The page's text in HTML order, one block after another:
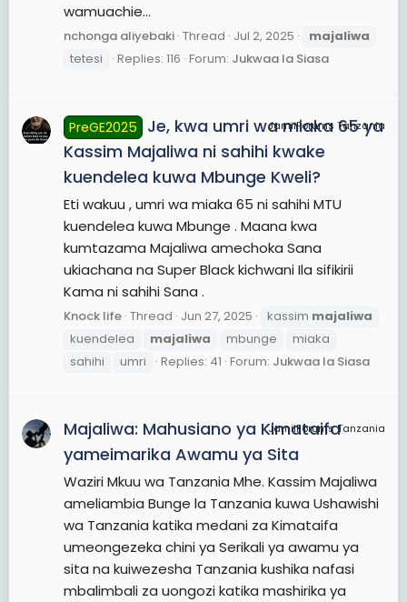
wamuachie...
nchonga aliyebaki Thread Jul 2, 2025
majaliwa
tetesi
Replies: 116 Forum: Jukwaa la Siasa
JamiiForums Tanzania
PreGE2025
Je, kwa umri wa miaka 65 ya
Kassim Majaliwa ni sahihi kwake
kuendelea kuwa Mbunge Kweli?
Eti wakuu , umri wa miaka 65 ni sahihi MTU
kuendelea kuwa Mbunge . Maana kwa
kumtazama Majaliwa amechoka Sana
ukiachana na Super Black kichwani Ila sifikirii
Kama ni sahihi Sana .
Knock life Thread Jun 27, 2025 kassim majaliwa
kuendelea
majaliwa mbunge
miaka
sahihi
umri Replies: 41 Forum: Jukwaa la Siasa
JamiiForums Tanzania
Majaliwa: Mahusiano ya Kimataifa
yameimarika Awamu ya Sita
Waziri Mkuu wa Tanzania Mhe. Kassim Majaliwa
ameliambia Bunge la Tanzania kuwa Ushawishi
wa Tanzania katika medani za Kimataifa
umeongezeka chini ya Serikali ya awamu ya
sita na kuiwezesha Tanzania kushika nafasi
mbalimbali za uongozi katika mashirika ya